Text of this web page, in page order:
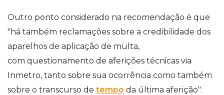
Outro ponto considerado na recomendação é que
"há também reclamações sobre a credibilidade dos
aparelhos de aplicação de multa,
com questionamento de aferições técnicas via
Inmetro, tanto sobre sua ocorrência como também
sobre o transcurso de tempo da última aferição".